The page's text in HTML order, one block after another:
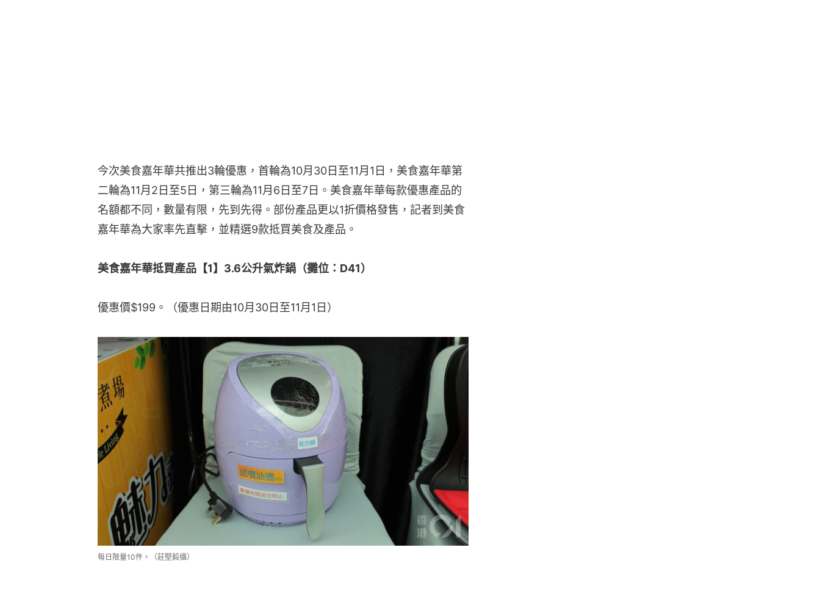
今次美食嘉年華共推出3輪優惠，首輪為10月30日至11月1日，美食嘉年華第
二輪為11月2日至5日，第三輪為11月6日至7日。美食嘉年華每款優惠產品的
名額都不同，數量有限，先到先得。部份產品更以1折價格發售，記者到美食
嘉年華為大家率先直擊，並精選9款抵買美食及產品。
美食嘉年華抵買產品【1】3.6公升氣炸鍋（攤位：D41）
優惠價$199。（優惠日期由10月30日至11月1日）
每日限量10件。（莊堅毅攝）